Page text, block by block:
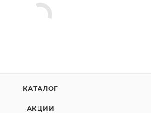
КАТАЛОГ
АКЦИИ